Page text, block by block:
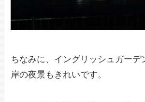
ちなみに、イングリッシュガーデ
岸の夜景もきれいです。